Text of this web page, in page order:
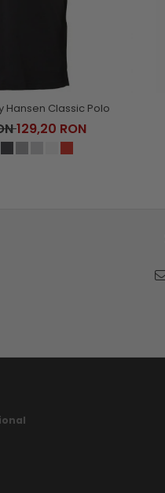
Hansen Classic Polo
129,20 RON